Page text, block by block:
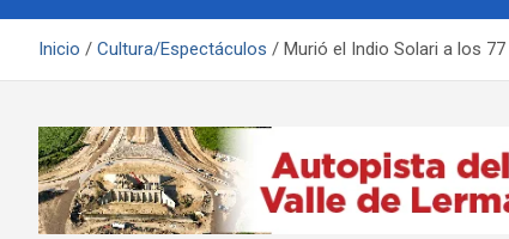
Inicio Cultura/Espectáculos Murió el Indio Solari a los